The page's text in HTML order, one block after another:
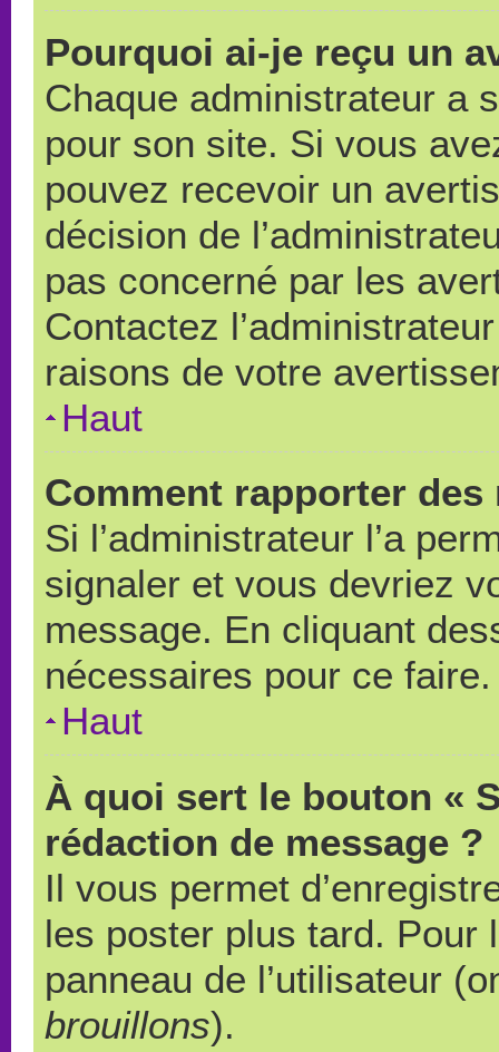
Pourquoi ai-je reçu un
Chaque administrateur a
pour son site. Si vous
pouvez recevoir un
décision de
pas concerné par les
Contactez
raisons de votre
Haut
Comment rapporter
Si l’administrateur l’a
signaler et vous devriez
message. En cliquant
nécessaires pour ce faire.
Haut
À quoi sert le bouton «
rédaction de message ?
Il vous permet
les poster plus tard. Pour
panneau de l’utilisateur
brouillons).